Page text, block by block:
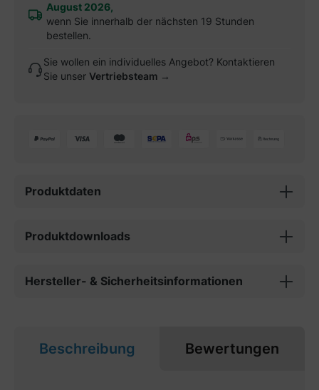
August 2026,
wenn Sie innerhalb der nächsten 19 Stunden
bestellen.
Sie wollen ein individuelles Angebot? Kontaktieren
Sie unser Vertriebsteam →
Produktdaten
Produktdownloads
Hersteller- & Sicherheitsinformationen
Beschreibung Bewertungen